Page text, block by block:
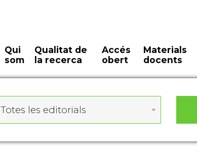
Qui
som
Qualitat de
la recerca
Accés
obert
Materials
docents
Totes les editorials